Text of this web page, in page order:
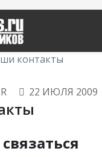
контакты
22 ИЮЛЯ 2009